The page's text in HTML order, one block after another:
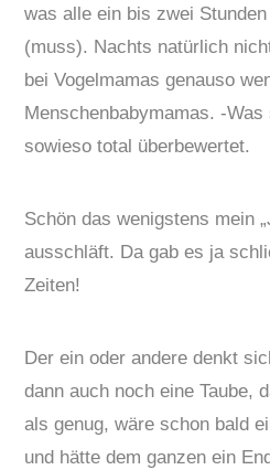
was alle ein bis zwei Stunden
(muss). Nachts natürlich
bei Vogelmamas genauso
Menschenbabymamas. -Was
sowieso total überbewertet.
Schön das wenigstens mein
ausschläft. Da gab es ja
Zeiten!
Der ein oder andere denkt
dann auch noch eine Taube,
als genug, wäre schon bald
und hätte dem ganzen ein